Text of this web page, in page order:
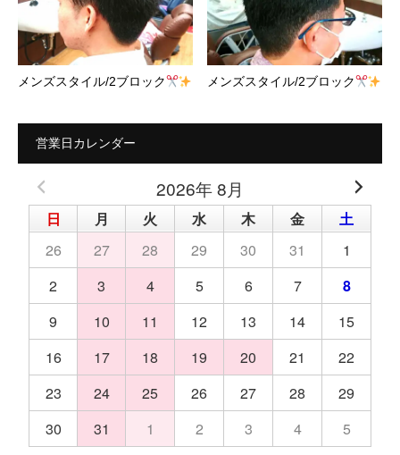
メンズスタイル/2ブロック メンズスタイル/2ブロック
営業日カレンダー
2026年 8月
日 月 火 水 木 金
土
26
27 28 29 30 31
1
2
3 4 5 6 7
8
9
10 11 12 13 14
15
16
17 18 19 20 21
22
23
24 25 26 27 28
29
30
31 1 2 3 4 5